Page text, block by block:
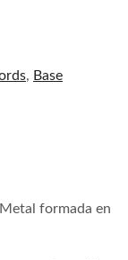
, Base
formada en